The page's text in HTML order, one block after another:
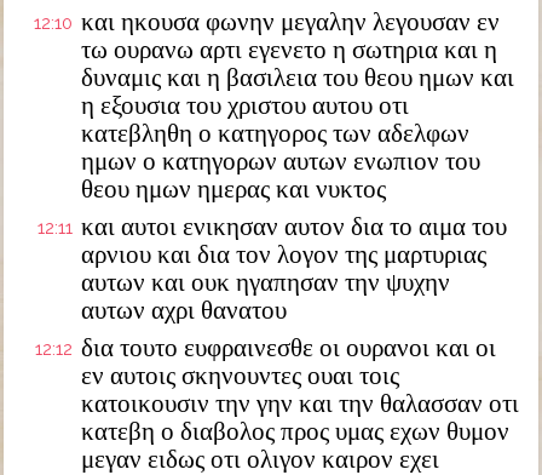
12:10 και ηκουσα φωνην μεγαλην λεγουσαν εν
τω ουρανω αρτι εγενετο η σωτηρια και η
δυναμις και η βασιλεια του θεου ημων και
η εξουσια του χριστου αυτου οτι
κατεβληθη ο κατηγορος των αδελφων
ημων ο κατηγορων αυτων ενωπιον του
θεου ημων ημερας και νυκτος
12:11 και αυτοι ενικησαν αυτον δια το αιμα του
αρνιου και δια τον λογον της μαρτυριας
αυτων και ουκ ηγαπησαν την ψυχην
αυτων αχρι θανατου
12:12 δια τουτο ευφραινεσθε οι ουρανοι και οι
εν αυτοις σκηνουντες ουαι τοις
κατοικουσιν την γην και την θαλασσαν οτι
κατεβη ο διαβολος προς υμας εχων θυμον
μεγαν ειδως οτι ολιγον καιρον εχει